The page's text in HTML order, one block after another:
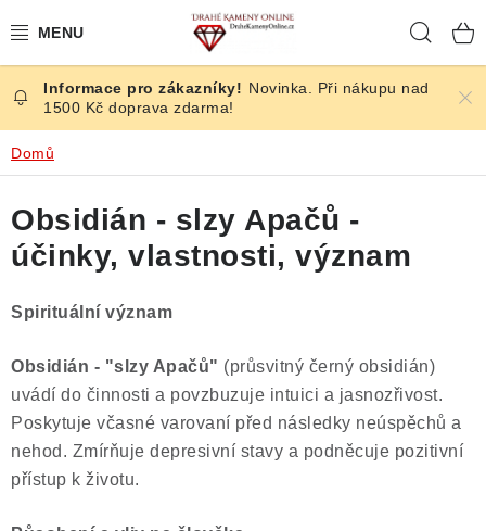
na
ČESKÉ KAMENY
ŠPERKY
KAMENY ZE SVĚTA
BROUŠENÉ
SLEVY
ÚČINKY
KRYSTALY
ČLÁNKY
Novinka. Při nákupu nad
1500 Kč doprava zdarma!
Domů
Obsidián - slzy Apačů -
účinky, vlastnosti, význam
Spirituální význam
Obsidián - "slzy Apačů" (průsvitný černý obsidián)
uvádí do činnosti a povzbuzuje intuici a jasnozřivost.
Poskytuje včasné varovaní před následky neúspěchů a
nehod. Zmírňuje depresivní stavy a podněcuje pozitivní
přístup k životu.